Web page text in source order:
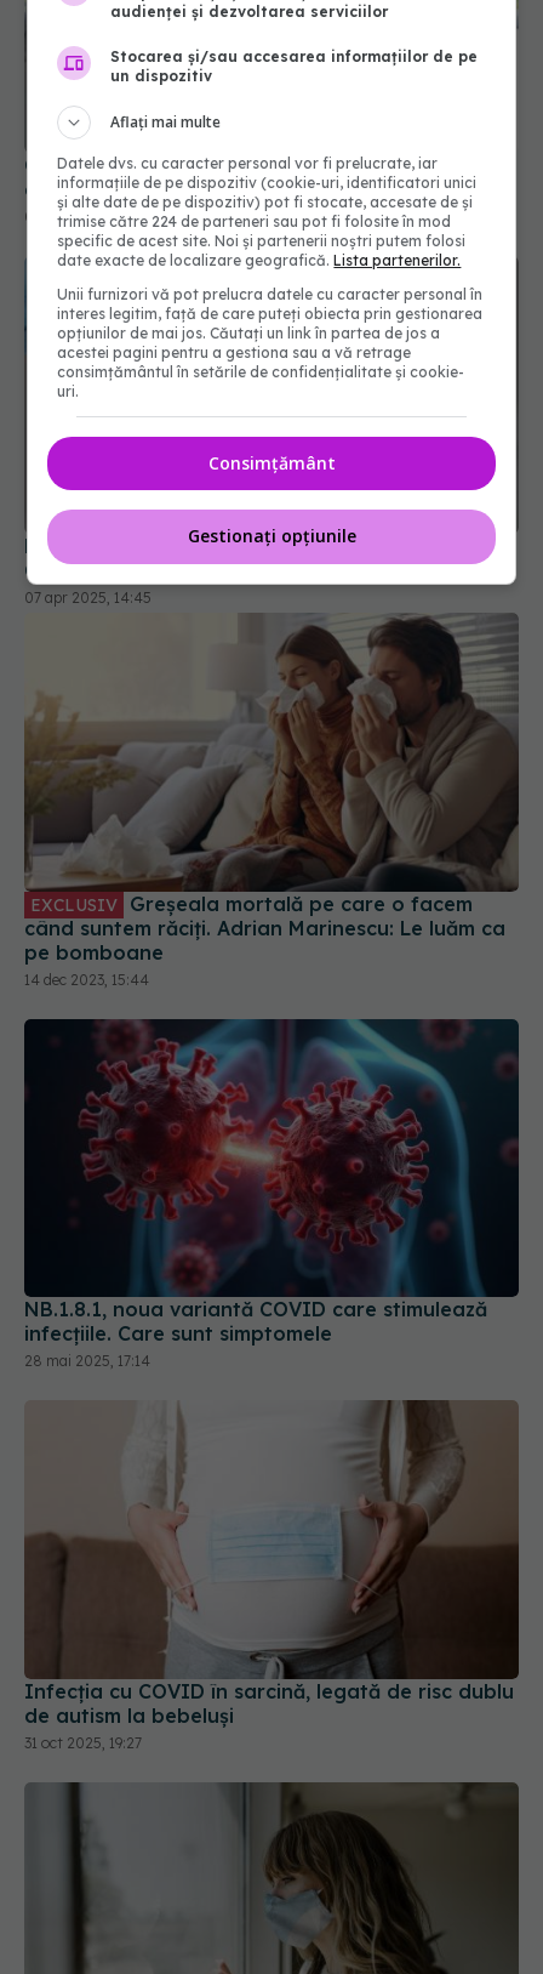
COVID-19 revine în România. Medicii, semnal de
alarmă
02 sep 2025, 15:51
FDA amână o decizie cheie privind un vaccin anti-
COVID-19
07 apr 2025, 14:45
EXCLUSIV
când suntem răciți. Adrian Marinescu: Le luăm ca
pe bomboane
14 dec 2023, 15:44
NB.1.8.1, noua variantă COVID care stimulează
infecțiile. Care sunt simptomele
28 mai 2025, 17:14
Infecția cu COVID în sarcină, legată de risc dublu
de autism la bebeluși
31 oct 2025, 19:27
audienței și dezvoltarea serviciilor
Stocarea și/sau accesarea informațiilor de pe
un dispozitiv
Aflați mai multe
Datele dvs. cu caracter personal vor fi prelucrate, iar
informațiile de pe dispozitiv (cookie-uri, identificatori unici
și alte date de pe dispozitiv) pot fi stocate, accesate de și
trimise către 224 de parteneri sau pot fi folosite în mod
specific de acest site. Noi și partenerii noștri putem folosi
date exacte de localizare geografică.Lista partenerilor.
Unii furnizori vă pot prelucra datele cu caracter personal în
interes legitim, față de care puteți obiecta prin gestionarea
opțiunilor de mai jos. Căutați un link în partea de jos a
acestei pagini pentru a gestiona sau a vă retrage
consimțământul în setările de confidențialitate și cookie-
uri.
Consimțământ
Gestionați opțiunile